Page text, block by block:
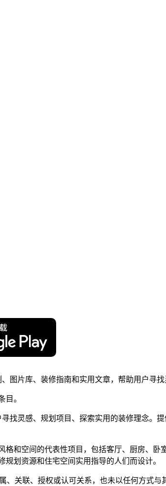
图片库、装修指南和实用文章，帮助用户寻
目。
找灵感、规划项目、探索实用的装修理念
格和空间的代表性项目，包括客厅、厨房、
划资源和住宅空间实用指导的人们而设计。
、关联、授权或认可关系，也未以任何方式